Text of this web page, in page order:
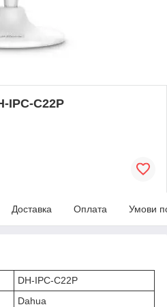
IPC-C22P
Доставка Оплата Умови
DH-IPC-C22P
Dahua